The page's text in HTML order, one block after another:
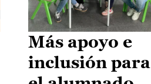
Más apoyo e
inclusión para